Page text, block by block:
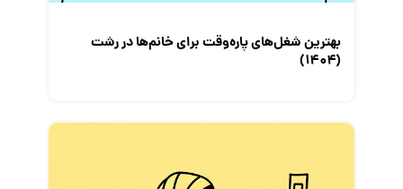
بهترین شغل‌های پاره‌وقت برای خانم‌ها در رشت
(۱۴۰۴)